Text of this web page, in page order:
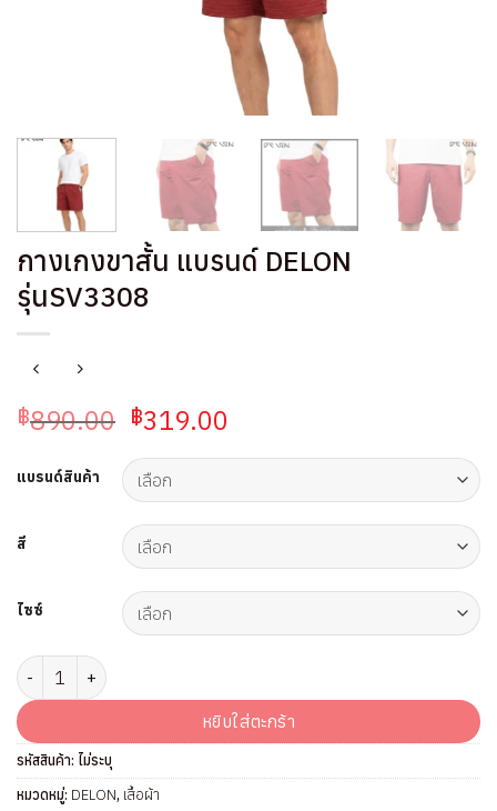
กางเกงขาสั้น แบรนด์ DELON
รุ่นSV3308
฿890.00 Original
was:
฿890.00.
฿319.00
฿319.00.
แบรนด์สินค้า
สี
ไซซ์
จำนวน กางเกงขาสั้น แบรนด์ DELON รุ่นSV3308 ชิ้น
หยิบใส่ตะกร้า
รหัสสินค้า: ไม่ระบุ
หมวดหมู่: DELON, เสื้อผ้า